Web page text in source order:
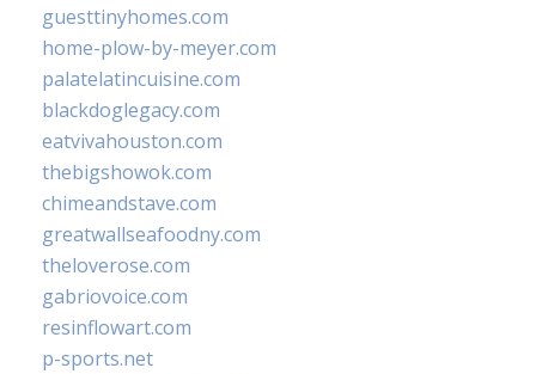
guesttinyhomes.com
home-plow-by-meyer.com
palatelatincuisine.com
blackdoglegacy.com
eatvivahouston.com
thebigshowok.com
chimeandstave.com
greatwallseafoodny.com
theloverose.com
gabriovoice.com
resinflowart.com
p-sports.net